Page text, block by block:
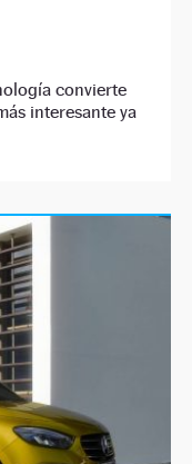
convierte
interesante ya